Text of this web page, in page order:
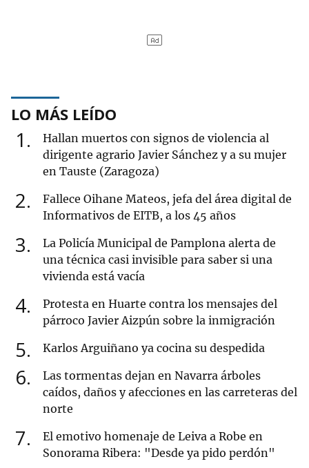
LO MÁS LEÍDO
1
Hallan muertos con signos de violencia al
dirigente agrario Javier Sánchez y a su mujer
en Tauste (Zaragoza)
2
Fallece Oihane Mateos, jefa del área digital de
Informativos de EITB, a los 45 años
3
La Policía Municipal de Pamplona alerta de
una técnica casi invisible para saber si una
vivienda está vacía
4
Protesta en Huarte contra los mensajes del
párroco Javier Aizpún sobre la inmigración
5 Karlos Arguiñano ya cocina su despedida
6
Las tormentas dejan en Navarra árboles
caídos, daños y afecciones en las carreteras del
norte
7
El emotivo homenaje de Leiva a Robe en
Sonorama Ribera: "Desde ya pido perdón"